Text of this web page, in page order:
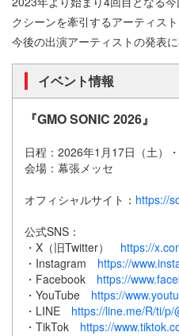
クシーンを牽引するアーティス
今後の出演アーティストの発表に
イベント情報
『GMO SONIC 2026』
日程：2026年1月17日（土）・
会場：幕張メッセ
オフィシャルサイト： https://
公式SNS：
・X（旧Twitter） https://
・Instagram https://
・Facebook https://
・YouTube https://
・LINE https://line.me/R/ti/p/
・TikTok https://